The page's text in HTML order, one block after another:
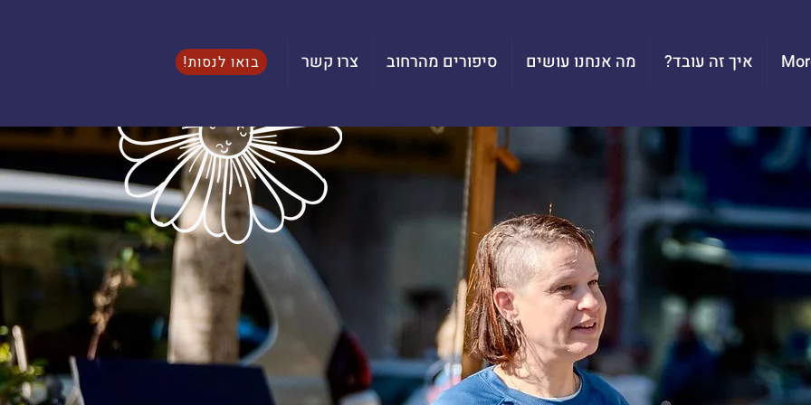
צרו קשר סיפורים מהרחוב מה אנחנו עושים ?איך זה עובד בואו לנסות!